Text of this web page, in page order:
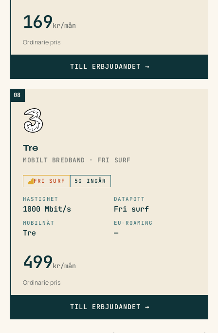
169kr/mån
Ordinarie pris
TILL ERBJUDANDET→
08
Tre
MOBILT BREDBAND · FRI SURF
FRI SURF 5G INGÅR
HASTIGHET
1000 Mbit/s
DATAPOTT
Fri surf
MOBILNÄT
Tre
EU-ROAMING
—
499kr/mån
Ordinarie pris
TILL ERBJUDANDET→